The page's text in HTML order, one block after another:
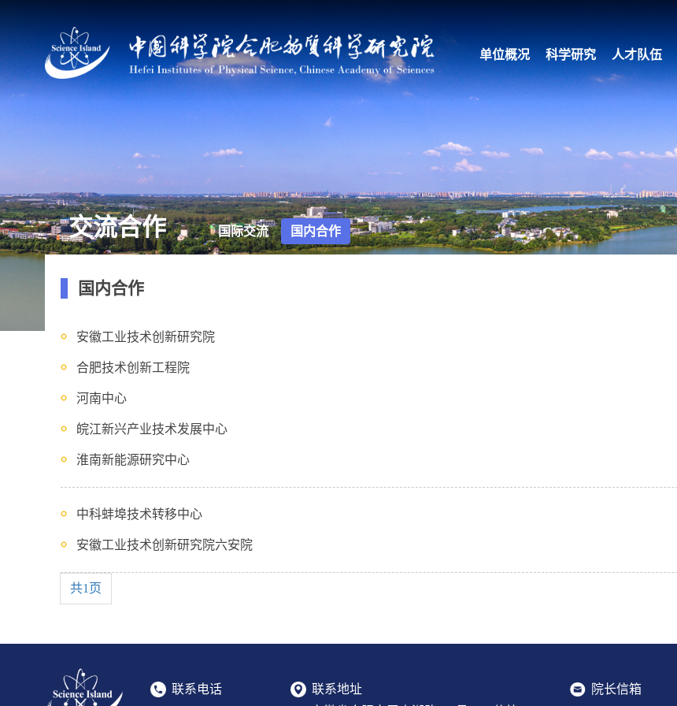
单位概况 科学研究 人才队伍
交流合作 国际交流 国内合作
国内合作
安徽工业技术创新研究院
合肥技术创新工程院
河南中心
皖江新兴产业技术发展中心
淮南新能源研究中心
中科蚌埠技术转移中心
安徽工业技术创新研究院六安院
共1页
联系电话
联系地址
院长信箱